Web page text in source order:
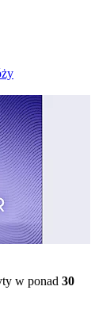
w ponad 30